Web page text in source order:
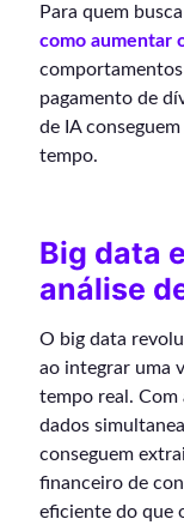
Para quem
como aumentar
pagamento de
de IA
tempo.
Big data
análise
O big data
ao integrar uma
tempo real. Com
dados
conseguem
financeiro de
eficiente do que